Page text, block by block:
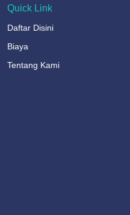
Quick Link
Daftar Disini
Biaya
Tentang Kami